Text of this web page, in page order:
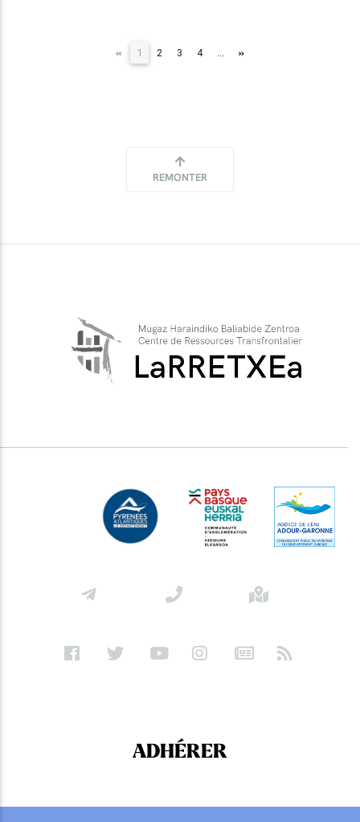
« 1 (current)
2 3 4 »
REMONTER
ADHÉRER